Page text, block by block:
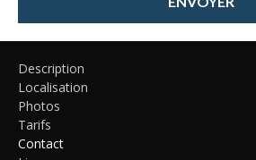
Description
Localisation
Photos
Tarifs
Contact